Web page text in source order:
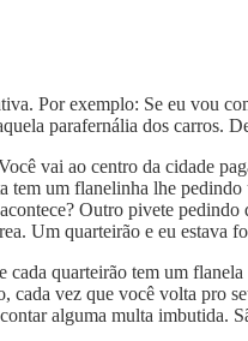
Por exemplo: Se eu vou
parafernália dos carros.
vai ao centro da cidade
tem um flanelinha lhe
Outro pivete
Um quarteirão e eu estava
cada quarteirão tem um
cada vez que você volta pro
alguma multa imbutida.